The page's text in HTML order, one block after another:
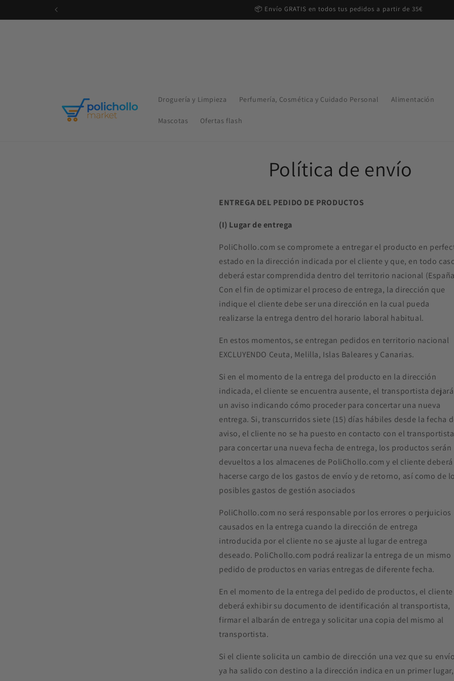
al contenido
📦 Envío GRATIS en todos tus pedidos a partir de 35€
Droguería y Limpieza Perfumería, Cosmética y Cuidado Personal Alimentación
Mascotas Ofertas flash
Política de envío
ENTREGA DEL PEDIDO DE PRODUCTOS
(I) Lugar de entrega
PoliChollo.com se compromete a entregar el producto en
estado en la dirección indicada por el cliente y que, en todo
deberá estar comprendida dentro del territorio nacional
Con el fin de optimizar el proceso de entrega, la dirección que
indique el cliente debe ser una dirección en la cual pueda
realizarse la entrega dentro del horario laboral habitual.
En estos momentos, se entregan pedidos en territorio nacional
EXCLUYENDO Ceuta, Melilla, Islas Baleares y Canarias.
Si en el momento de la entrega del producto en la dirección
indicada, el cliente se encuentra ausente, el transportista dejará
un aviso indicando cómo proceder para concertar una nueva
entrega. Si, transcurridos siete (15) días hábiles desde la fecha
aviso, el cliente no se ha puesto en contacto con el transportista
para concertar una nueva fecha de entrega, los productos serán
devueltos a los almacenes de PoliChollo.com y el cliente deberá
hacerse cargo de los gastos de envío y de retorno, así como de
posibles gastos de gestión asociados
PoliChollo.com no será responsable por los errores o perjuicios
causados en la entrega cuando la dirección de entrega
introducida por el cliente no se ajuste al lugar de entrega
deseado. PoliChollo.com podrá realizar la entrega de un mismo
pedido de productos en varias entregas de diferente fecha.
En el momento de la entrega del pedido de productos, el cliente
deberá exhibir su documento de identificación al transportista,
firmar el albarán de entrega y solicitar una copia del mismo al
transportista.
Si el cliente solicita un cambio de dirección una vez que su
ya ha salido con destino a la dirección indica en un primer lugar,